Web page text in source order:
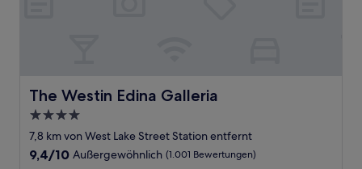
The Westin Edina Galleria
The Westin Edina Galleria
4.0-
Sterne-
Unterkunft
7,8 km von West Lake Street Station entfernt
9.4
9,4/10 Außergewöhnlich (1.001 Bewertungen)